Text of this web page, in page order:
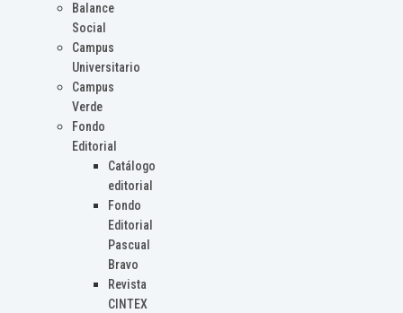
Balance
Social
Campus
Universitario
Campus
Verde
Fondo
Editorial
Catálogo
editorial
Fondo
Editorial
Pascual
Bravo
Revista
CINTEX